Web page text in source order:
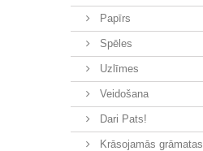
Papīrs
Spēles
Uzlīmes
Veidošana
Dari Pats!
Krāsojamās grāmatas